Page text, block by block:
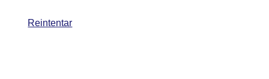
Reintentar